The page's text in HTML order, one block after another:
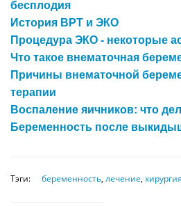
бесплодия
История ВРТ и ЭКО
Процедура ЭКО - некоторые
Что такое внематочная
Причины внематочной
терапии
Воспаление яичников: что
Беременность после
Тэги: беременность, лечение, хирургия